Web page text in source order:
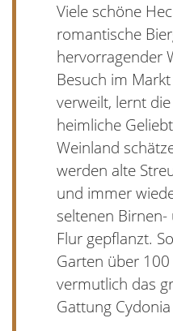
Viele schöne
romantische
hervorragender
Besuch im
verweilt, lernt
heimliche
Weinland
werden alte
und immer
seltenen
Flur gepflanzt.
Garten über
vermutlich das
Gattung